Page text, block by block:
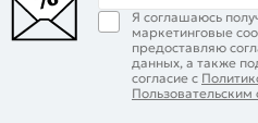
Я соглашаюсь
маркетинговые
предоставляю
данных, а также
согласие с